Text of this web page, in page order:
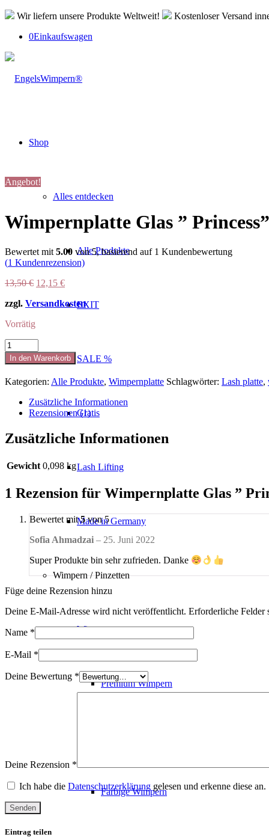
Wir liefern unsere Produkte Weltweit! Kostenloser Versand
0Einkaufswagen
Shop
Alles entdecken
Alle Produkte
EXIT
SALE %
Gratis
Lash Lifting
Made in Germany
Wimpern / Pinzetten
Wimpern
Premium Wimpern
Farbige Wimpern
Angebot!
Wimpernplatte Glas ” Princess”
Bewertet mit 5.00 von 5, basierend auf 1 Kundenbewertung
(1 Kundenrezension)
13,50€ Ursprünglicher
war:
12,15 €Aktueller
ist:
zzgl. Versandkosten
Vorrätig
Wimpernplatte
Glas
"
Princess"
Menge
In den Warenkorb
Kategorien: Alle Produkte, Wimpernplatte Schlagwörter: Lash platte,
Zusätzliche Informationen
Rezensionen (1)
Zusätzliche Informationen
Gewicht 0,098 kg
1 Rezension für Wimpernplatte Glas ”
Bewertet mit5von 5
Sofia Ahmadzai – 25. Juni 2022
Super Produkte bin sehr zufrieden. Danke
Füge deine Rezension hinzu
Deine E-Mail-Adresse wird nicht veröffentlicht. Erforderliche Felder
Name *
E-Mail *
Deine Bewertung *
Deine Rezension *
Ich habe die Datenschutzerklärung gelesen und erkenne diese an.
Eintrag teilen